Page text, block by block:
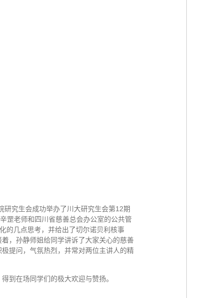
究生会成功举办了川大研究生会第12期
老师和四川省慈善总会办公室的公共管
的几点思考，并给出了切尔诺贝利核事
，孙静师姐给同学讲诉了大家关心的慈善
提问，气氛热烈，并常对两位主讲人的精
在场同学们的极大欢迎与赞扬。